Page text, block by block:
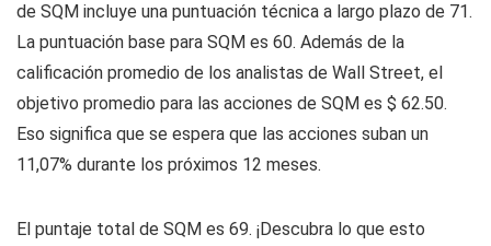
de SQM incluye una puntuación técnica a largo plazo de 71.
La puntuación base para SQM es 60. Además de la
calificación promedio de los analistas de Wall Street, el
objetivo promedio para las acciones de SQM es $ 62.50.
Eso significa que se espera que las acciones suban un
11,07% durante los próximos 12 meses.
El puntaje total de SQM es 69. ¡Descubra lo que esto